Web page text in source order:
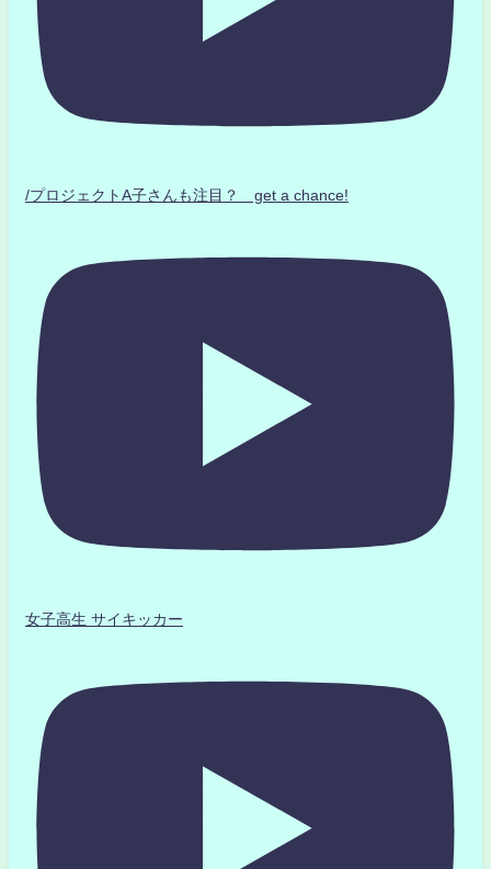
/プロジェクトA子さんも注目？ get a chance!
女子高生 サイキッカー